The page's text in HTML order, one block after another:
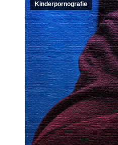
Kinderpornografie